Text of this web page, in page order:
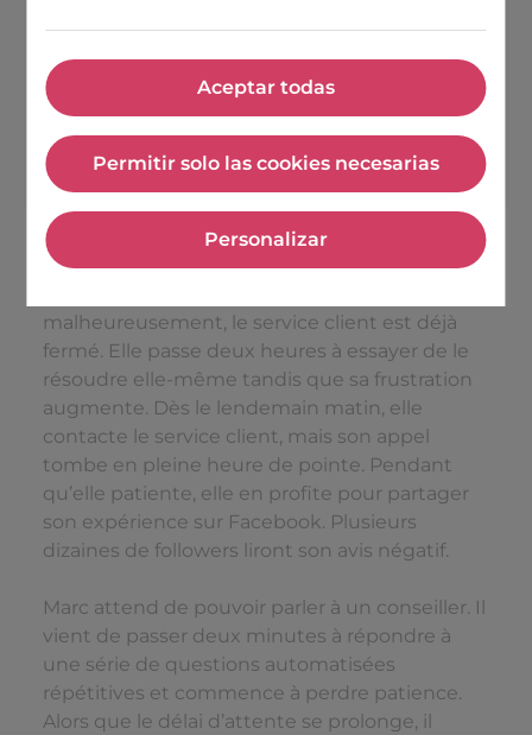
Aceptar todas
Aceptar todas
Permitir solo las cookies necesarias
Permitir solo las cookies
Personalizar
Personalizar
malheureusement, le service client est déjà
fermé. Elle passe deux heures à essayer de le
résoudre elle-même tandis que sa frustration
augmente. Dès le lendemain matin, elle
contacte le service client, mais son appel
tombe en pleine heure de pointe. Pendant
qu’elle patiente, elle en profite pour partager
son expérience sur Facebook. Plusieurs
dizaines de followers liront son avis négatif.
Marc attend de pouvoir parler à un conseiller. Il
vient de passer deux minutes à répondre à
une série de questions automatisées
répétitives et commence à perdre patience.
Alors que le délai d’attente se prolonge, il